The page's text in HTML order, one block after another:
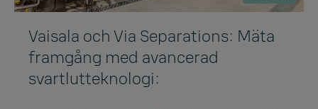
Vaisala och Via Separations: Mäta
framgång med avancerad
svartlutteknologi: